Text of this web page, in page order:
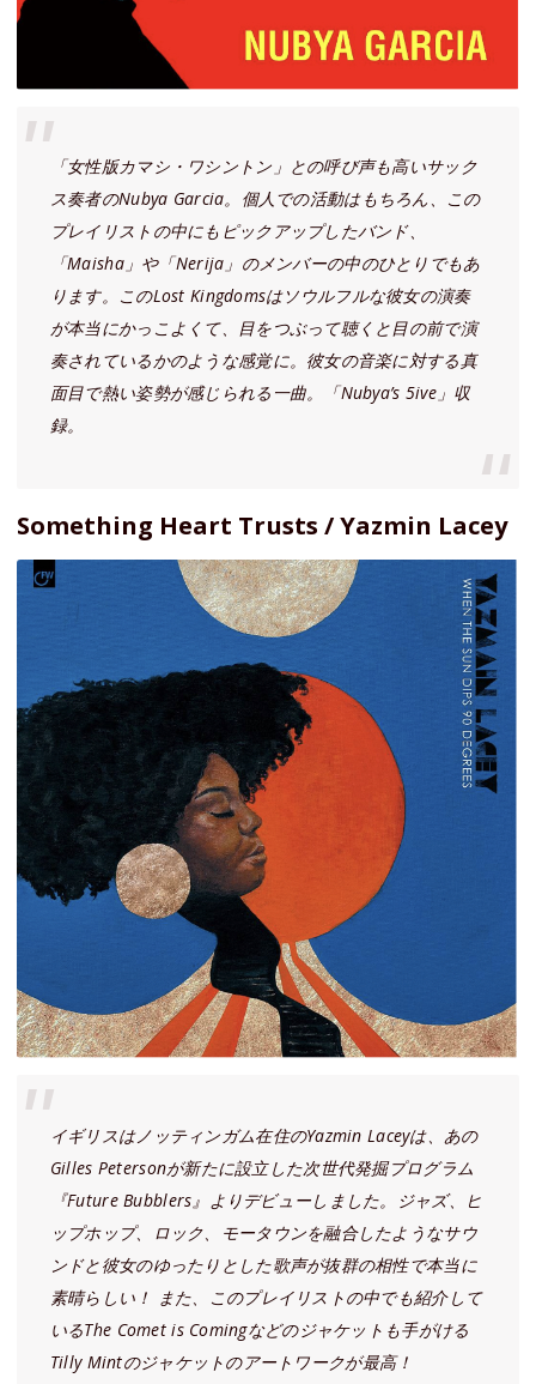
「女性版カマシ・ワシントン」との呼び声も高いサック
ス奏者のNubya Garcia。個人での活動はもちろん、この
プレイリストの中にもピックアップしたバンド、
「Maisha」や「Nerija」のメンバーの中のひとりでもあ
ります。このLost Kingdomsはソウルフルな彼女の演奏
が本当にかっこよくて、目をつぶって聴くと目の前で演
奏されているかのような感覚に。彼女の音楽に対する真
面目で熱い姿勢が感じられる一曲。「Nubya’s 5ive」収
録。
Something Heart Trusts / Yazmin Lacey
イギリスはノッティンガム在住のYazmin Laceyは、あの
Gilles Petersonが新たに設立した次世代発掘プログラム
『Future Bubblers』よりデビューしました。ジャズ、ヒ
ップホップ、ロック、モータウンを融合したようなサウ
ンドと彼女のゆったりとした歌声が抜群の相性で本当に
素晴らしい！ また、このプレイリストの中でも紹介して
いるThe Comet is Comingなどのジャケットも手がける
Tilly Mintのジャケットのアートワークが最高！